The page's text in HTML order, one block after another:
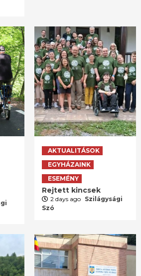
AKTUALITÁSOK
EGYHÁZAINK
ESEMÉNY
Rejtett kincsek
2 days ago Szilágysági
Szó